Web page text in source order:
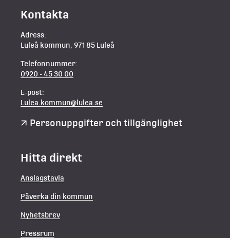
Kontakta
Adress:
Luleå kommun, 971 85 Luleå
Telefonnummer:
0920 - 45 30 00
E-post:
Lulea.kommun@lulea.se
Personuppgifter och tillgänglighet
Hitta direkt
Anslagstavla
Påverka din kommun
Nyhetsbrev
Pressrum